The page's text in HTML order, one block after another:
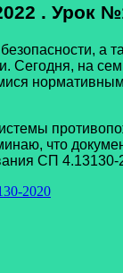
. Урок
а
Сегодня, на
что
СП 4.13130-